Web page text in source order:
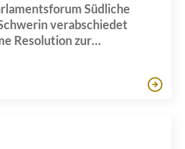
Südliche
verabschiedet
Resolution zur